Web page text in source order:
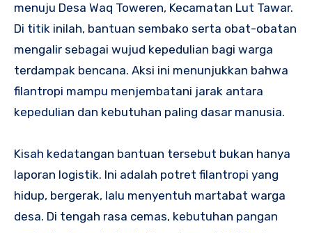
menuju Desa Waq Toweren, Kecamatan Lut Tawar.
Di titik inilah, bantuan sembako serta obat-obatan
mengalir sebagai wujud kepedulian bagi warga
terdampak bencana. Aksi ini menunjukkan bahwa
filantropi mampu menjembatani jarak antara
kepedulian dan kebutuhan paling dasar manusia.
Kisah kedatangan bantuan tersebut bukan hanya
laporan logistik. Ini adalah potret filantropi yang
hidup, bergerak, lalu menyentuh martabat warga
desa. Di tengah rasa cemas, kebutuhan pangan